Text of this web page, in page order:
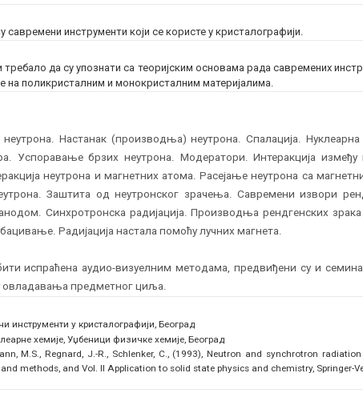
савремени инструменти који се користе у кристалографији.
да су упознати са теоријским основама радa савремених
на поликристалним и монокристалним материјалима.
Настанак (производња) неутрона. Спалација. Нуклеарна
Успоравање брзих неутрона. Модератори. Интеракција између
неутрона и магнетних атома. Расејање неутрона са
Заштита од неутронског зрачења. Савремени извори
Синхротронска радијација. Производња рендгенских
Радијација настала помоћу лучних магнета.
испраћена аудио-визуелним методама, предвиђени су и
овладавања предметног циља.
инструменти у кристалографији, Београд
хемије, Уџбеници физичке хемије, Београд
M.S., Regnard, J.-R., Schlenker, C., (1993), Neutron and synchrotron
methods, and Vol. II Application to solid state physics and chemistry, Springer-